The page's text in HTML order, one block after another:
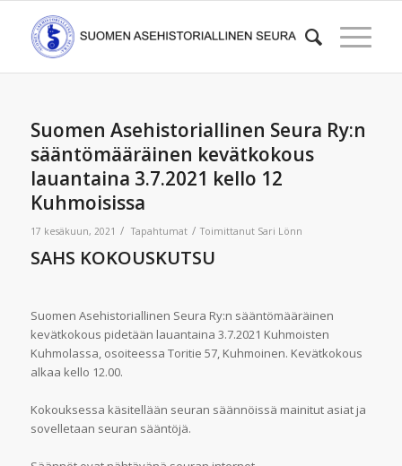
Suomen Asehistoriallinen Seura Ry:n
sääntömääräinen kevätkokous
lauantaina 3.7.2021 kello 12
Kuhmoisissa
17 kesäkuun, 2021 / Tapahtumat / Toimittanut Sari Lönn
SAHS KOKOUSKUTSU
Suomen Asehistoriallinen Seura Ry:n sääntömääräinen
kevätkokous pidetään lauantaina 3.7.2021 Kuhmoisten
Kuhmolassa, osoiteessa Toritie 57, Kuhmoinen. Kevätkokous
alkaa kello 12.00.
Kokouksessa käsitellään seuran säännöissä mainitut asiat ja
sovelletaan seuran sääntöjä.